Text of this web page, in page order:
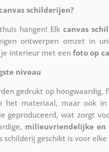
schilderijen?
hangen! Elk canvas
ontwerpen omzet in
interieur met een foto op
niveau
gedrukt op
materiaal, maar ook in
geproduceerd, wat zorgt
milieuvriendelijke en
geschikt is voor